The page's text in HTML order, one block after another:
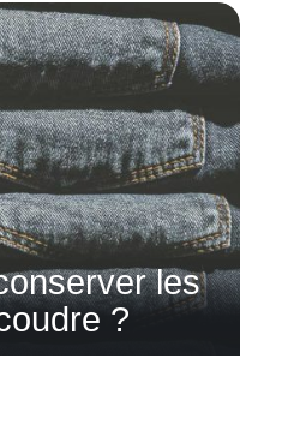
les
?